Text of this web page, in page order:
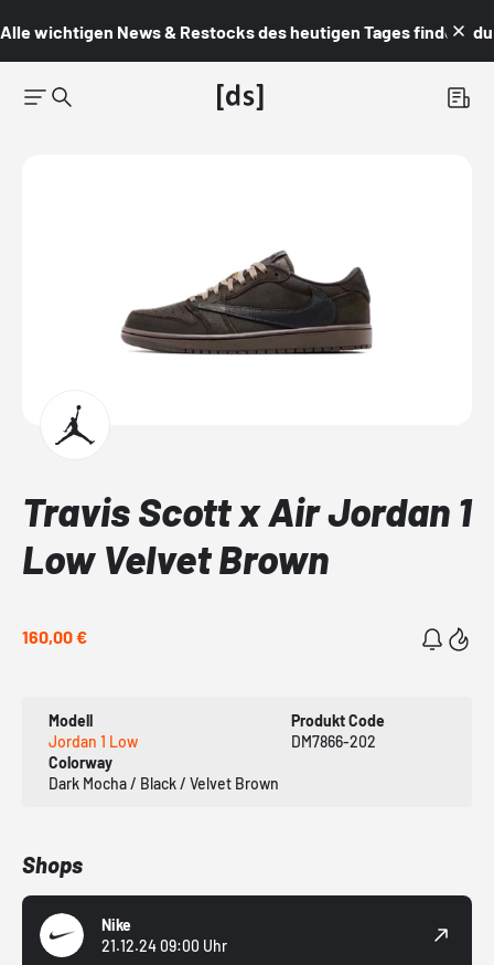
Alle wichtigen News & Restocks des heutigen Tages findest du
Travis Scott x Air Jordan 1
Low Velvet Brown
160,00 €
Modell
Jordan 1 Low
Produkt Code
DM7866-202
Colorway
Dark Mocha / Black / Velvet Brown
Shops
Nike
21.12.24 09:00 Uhr